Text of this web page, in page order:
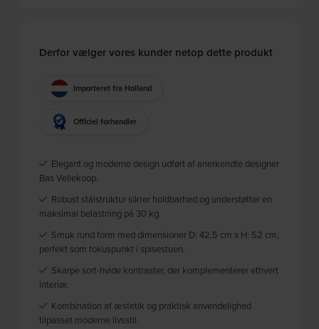
Derfor vælger vores kunder netop dette produkt
Importeret fra Holland
Officiel forhandler
Elegant og moderne design udført af anerkendte designer
Bas Vellekoop.
Robust stålstruktur sikrer holdbarhed og understøtter en
maksimal belastning på 30 kg.
Smuk rund form med dimensioner D: 42,5 cm x H: 52 cm,
perfekt som fokuspunkt i spisestuen.
Skarpe sort-hvide kontraster, der komplementerer ethvert
interiør.
Kombination af æstetik og praktisk anvendelighed
tilpasset moderne livsstil.